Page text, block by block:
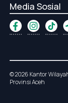
Media Sosial
© 2026 Kantor
Provinsi Aceh